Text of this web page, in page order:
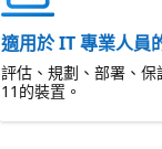
適用於 IT 專業人
評估、規劃、部署、
11的裝置。